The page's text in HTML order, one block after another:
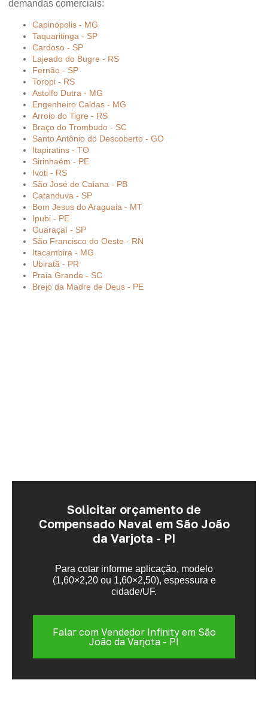
demandas comerciais:
Capinópolis - MG
Taquaritinga - SP
Cardoso - SP
Lajeado do Bugre - RS
Fernão - SP
Toropi - RS
Astolfo Dutra - MG
Engenheiro Caldas - MG
Arroio do Tigre - RS
Braço do Trombudo - SC
Santo Antônio do Descoberto - GO
Itapiratins - TO
Sirinhaém - PE
Ivoti - RS
São José de Caiana - PB
Catanduva - SP
Bom Jesus do Araguaia - MT
Ipubi - PE
Guaraçaí - SP
São Francisco do Oeste - RN
Itacambira - MG
Ubiratã - PR
Praia Grande - SC
Brejo da Madre de Deus - PE
Solicitar orçamento de
Compensado Naval em São João
da Varjota - PI
Para cotar informe aplicação, modelo
(1,60×2,20 ou 1,60×2,50), espessura e
cidade/UF.
Falar com Vendedor Infinity em São
João da Varjota - PI